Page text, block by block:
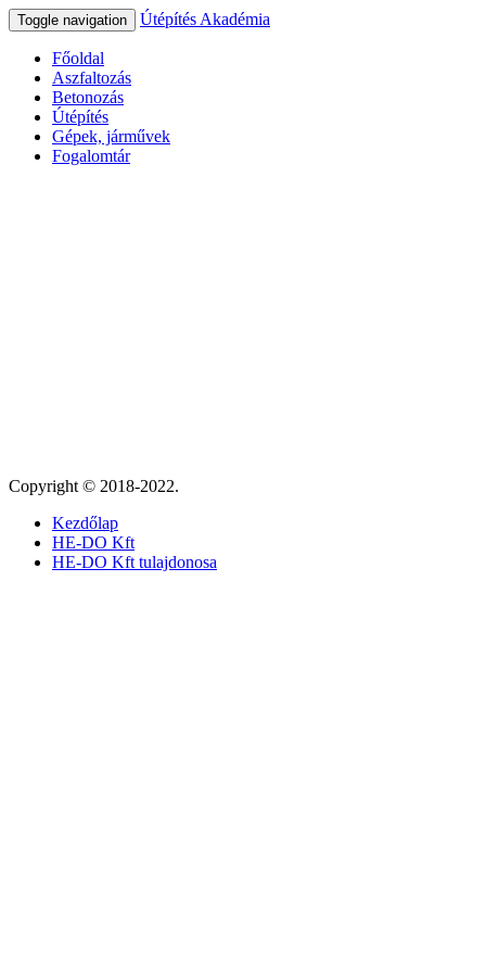
Toggle navigation Útépítés Akadémia
Főoldal
Aszfaltozás
Betonozás
Útépítés
Gépek, járművek
Fogalomtár
Copyright © 2018-2022.
Kezdőlap
HE-DO Kft
HE-DO Kft tulajdonosa